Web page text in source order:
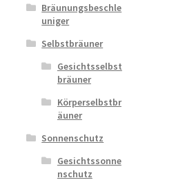
Bräunungsbeschle
uniger
Selbstbräuner
Gesichtsselbst
bräuner
Körperselbstbr
äuner
Sonnenschutz
Gesichtssonne
nschutz